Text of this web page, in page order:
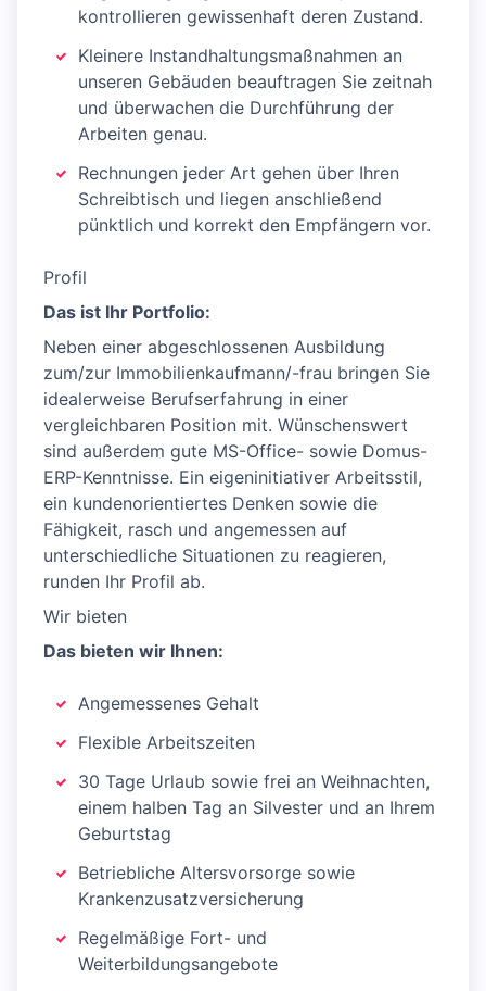
kontrollieren gewissenhaft deren Zustand.
Kleinere Instandhaltungsmaßnahmen an
unseren Gebäuden beauftragen Sie zeitnah
und überwachen die Durchführung der
Arbeiten genau.
Rechnungen jeder Art gehen über Ihren
Schreibtisch und liegen anschließend
pünktlich und korrekt den Empfängern vor.
Profil
Das ist Ihr Portfolio:
Neben einer abgeschlossenen Ausbildung
zum/zur Immobilienkaufmann/-frau bringen Sie
idealerweise Berufserfahrung in einer
vergleichbaren Position mit. Wünschenswert
sind außerdem gute MS-Office- sowie Domus-
ERP-Kenntnisse. Ein eigeninitiativer Arbeitsstil,
ein kundenorientiertes Denken sowie die
Fähigkeit, rasch und angemessen auf
unterschiedliche Situationen zu reagieren,
runden Ihr Profil ab.
Wir bieten
Das bieten wir Ihnen:
Angemessenes Gehalt
Flexible Arbeitszeiten
30 Tage Urlaub sowie frei an Weihnachten,
einem halben Tag an Silvester und an Ihrem
Geburtstag
Betriebliche Altersvorsorge sowie
Krankenzusatzversicherung
Regelmäßige Fort- und
Weiterbildungsangebote